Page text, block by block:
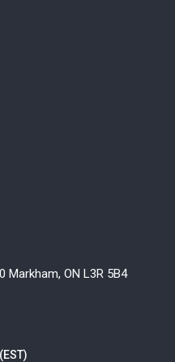
Markham, ON L3R 5B4